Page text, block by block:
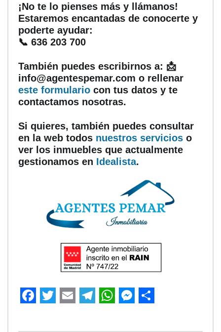
¡No te lo pienses más y llámanos!
Estaremos encantadas de conocerte y
poderte ayudar:
📞 636 203 700
También puedes escribirnos a: 📩
info@agentespemar.com o rellenar
este formulario con tus datos y te
contactamos nosotras.
Si quieres, también puedes consultar
en la web todos nuestros servicios o
ver los inmuebles que actualmente
gestionamos en Idealista.